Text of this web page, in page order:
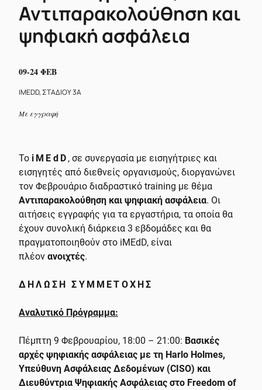
Αντιπαρακολούθηση και
ψηφιακή ασφάλεια
09-24 ΦΕΒ
IMEDD, ΣΤΑΔΙΟΥ 3Α
Με εγγραφή
Το iMEdD , σε συνεργασία με εισηγήτριες και
εισηγητές από διεθνείς οργανισμούς, διοργανώνει
τον Φεβρουάριο διαδραστικό training με θέμα
Αντιπαρακολούθηση και ψηφιακή ασφάλεια. Οι
αιτήσεις εγγραφής για τα εργαστήρια, τα οποία θα
έχουν συνολική διάρκεια 3 εβδομάδες και θα
πραγματοποιηθούν στο iMEdD, είναι
πλέον ανοιχτές.
ΔΗΛΩΣΗ ΣΥΜΜΕΤΟΧΗΣ
Αναλυτικό Πρόγραμμα:
Πέμπτη 9 Φεβρουαρίου, 18:00 – 21:00: Βασικές
αρχές ψηφιακής ασφάλειας με τη Harlo Holmes,
Υπεύθυνη Ασφάλειας Δεδομένων (CISO) και
Διευθύντρια Ψηφιακής Ασφάλειας στο Freedom of